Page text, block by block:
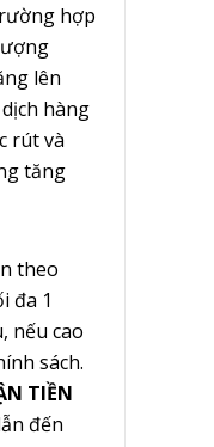
hợp
lên
hàng
rút và
tăng
theo
đa 1
nếu cao
sách.
TIỀN
đến